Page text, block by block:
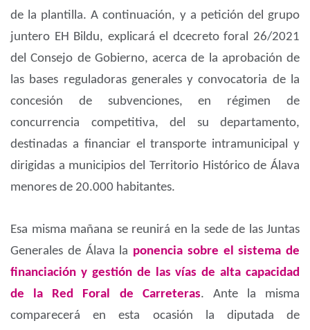
de la plantilla. A continuación, y a petición del grupo
juntero EH Bildu, explicará el dcecreto foral 26/2021
del Consejo de Gobierno, acerca de la aprobación de
las bases reguladoras generales y convocatoria de la
concesión de subvenciones, en régimen de
concurrencia competitiva, del su departamento,
destinadas a financiar el transporte intramunicipal y
dirigidas a municipios del Territorio Histórico de Álava
menores de 20.000 habitantes.
Esa misma mañana se reunirá en la sede de las Juntas
Generales de Álava la ponencia sobre el sistema de
financiación y gestión de las vías de alta capacidad
de la Red Foral de Carreteras. Ante la misma
comparecerá en esta ocasión la diputada de